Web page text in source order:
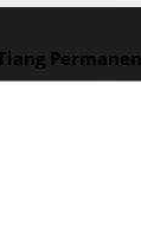
Permanen